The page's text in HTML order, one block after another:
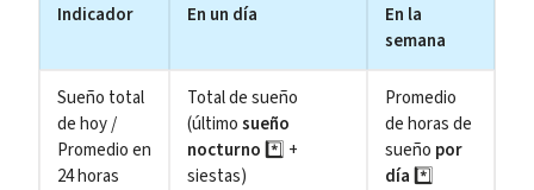
Indicador En un día
En la
semana
Sueño total
de hoy /
Promedio en
24 horas
Total de sueño
(últimosueño
nocturno*️⃣ +
siestas)
Promedio
de horas de
sueño por
día*️⃣